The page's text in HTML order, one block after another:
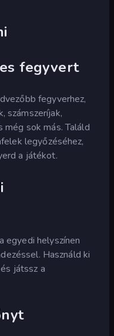
fegyvert
fegyverhez,
számszeríjak,
sok más. Találd
legyőzéséhez,
a játékot.
egyedi helyszínen
Használd ki
játssz a